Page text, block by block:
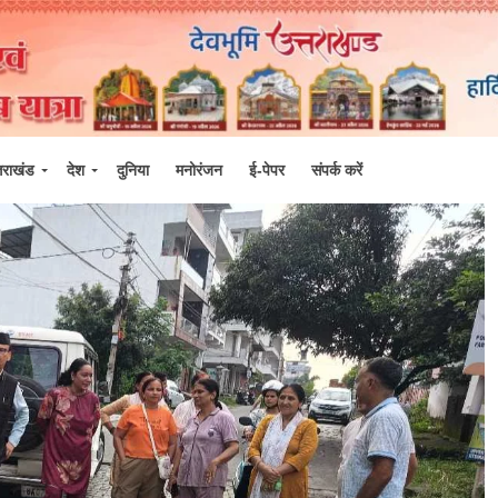
देश दुनिया मनोरंजन ई-पेपर संपर्क करें